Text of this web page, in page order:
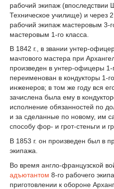
рабочий экипаж (впоследствии
Техническое училище) и через
рабочий экипаж мастеровым 3-
мастеровым 1-го класса.
В 1842 г., в звании унтер-
мачтового мастера при
произведен в унтер-офицеры 1-
переименован в кондукторы 1-
инженеров; в том же году вся
зачислена была ему в
исполнение обязанностей по
и за сделанные по новому, им
способу фор- и грот-стеньги и
В 1853 г. он произведен был в
экипажа.
Во время англо-французской
адъютантом 8-го рабочего
приготовлении к обороне